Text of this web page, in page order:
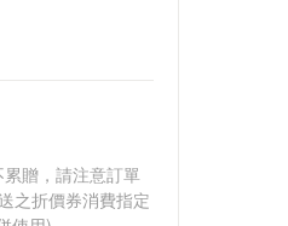
贈，請注意訂單
之折價券消費指定